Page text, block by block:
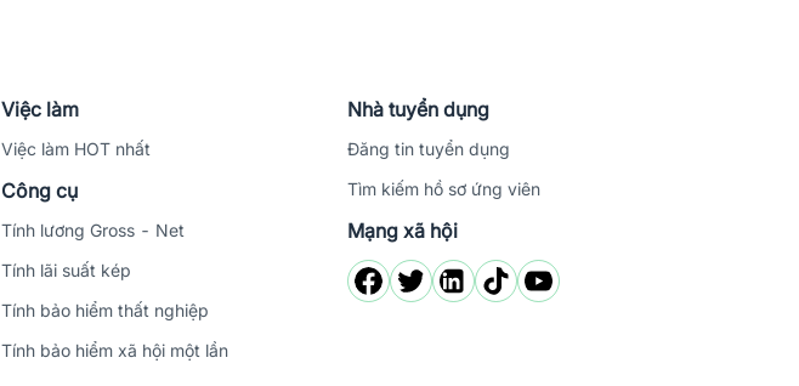
Việc làm
Việc làm HOT nhất
Công cụ
Tính lương Gross - Net
Tính lãi suất kép
Tính bảo hiểm thất nghiệp
Tính bảo hiểm xã hội một lần
Nhà tuyển dụng
Đăng tin tuyển dụng
Tìm kiếm hồ sơ ứng viên
Mạng xã hội